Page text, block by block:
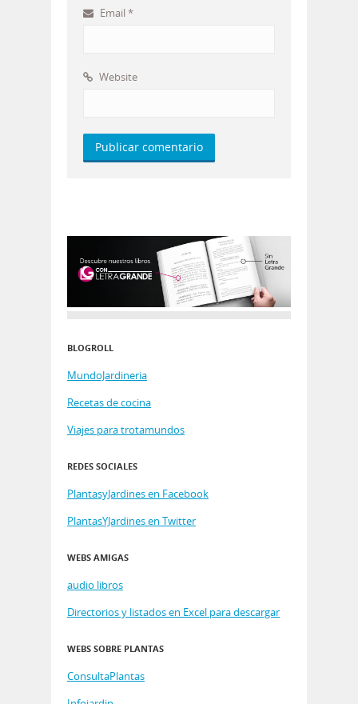
Email *
Website
BLOGROLL
MundoJardineria
Recetas de cocina
Viajes para trotamundos
REDES SOCIALES
PlantasyJardines en Facebook
PlantasYJardines en Twitter
WEBS AMIGAS
audio libros
Directorios y listados en Excel para descargar
WEBS SOBRE PLANTAS
ConsultaPlantas